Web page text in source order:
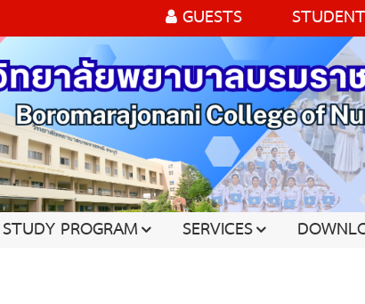
GUESTS
STUDY PROGRAM SERVICES